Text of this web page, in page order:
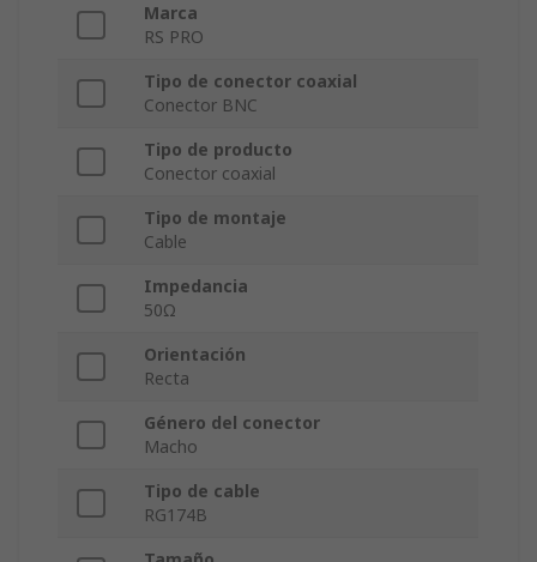
Marca
RS PRO
Tipo de conector coaxial
Conector BNC
Tipo de producto
Conector coaxial
Tipo de montaje
Cable
Impedancia
50Ω
Orientación
Recta
Género del conector
Macho
Tipo de cable
RG174B